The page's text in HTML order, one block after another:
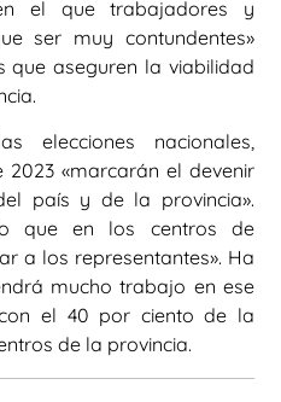
el que trabajadores y
ser muy contundentes»
que aseguren la viabilidad
elecciones nacionales,
«marcarán el devenir
país y de la provincia».
que en los centros de
a los representantes». Ha
mucho trabajo en ese
el 40 por ciento de la
de la provincia.